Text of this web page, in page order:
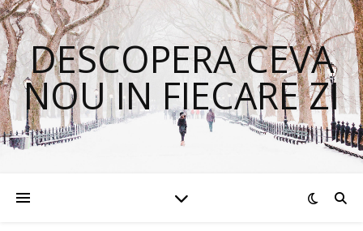
DESCOPERA CEVA
NOU IN FIECARE ZI